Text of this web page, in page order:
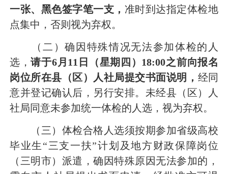
一张、黑色签字笔一支 ， 准时到达指定体检地
点集中，否则视为弃权。
（二）确因特殊情况无法参加体检的人
选，请于6月 11 日 （星期 四 ） 18:00之前向报名
岗位所在县（区）
人社局提交书面说明 ， 经同
意并登记确认后，另行安排。未经县（区）人
社局同意未参加统一体检的人选，视为弃权。
（三）体检合格人选须按期参加省级高校
毕业生“三支一扶”计划及地方财政保障岗位
（三明市）派遣，确因特殊原因无法参加的，